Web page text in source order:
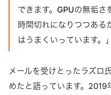
できます。GPUの無垢さ
時間切れになりつつある
はうまくいっています。」
メールを受けとったラズロ
めたと語っています。